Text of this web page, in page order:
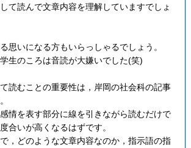
て読んで文章内容を理解していますでしょ
思いになる方もいらっしゃるでしょう。
生のころは音読が大嫌いでした(笑)
読むことの重要性は，岸岡の社会科の記事
情を表す部分に線を引きながら読むだけで
合いが高くなるはずです。
で，どのような文章内容なのか，指示語の指